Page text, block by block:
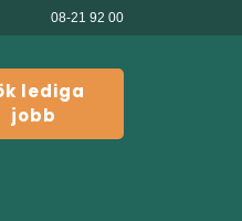
08-21 92 00
lediga
jobb